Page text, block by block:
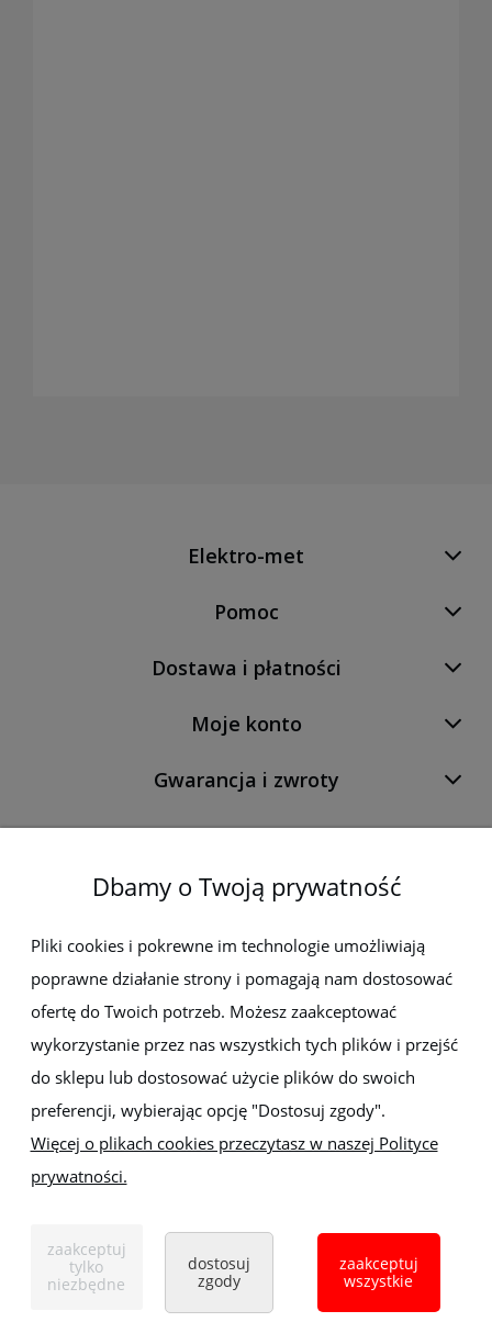
Elektro-met
Pomoc
Dostawa i płatności
Moje konto
Gwarancja i zwroty
O firmie
Newsletter
Zapisz się do newslettera, aby być na bieżąco z nowościami i
promocjami
Handlowa 1, 35-103 Rzeszów
Tel:
+48 17 853 90 49 +48 668 191 214
Dbamy o Twoją prywatność
Pliki cookies i pokrewne im technologie umożliwiają
poprawne działanie strony i pomagają nam dostosować
ofertę do Twoich potrzeb. Możesz zaakceptować
wykorzystanie przez nas wszystkich tych plików i przejść
do sklepu lub dostosować użycie plików do swoich
preferencji, wybierając opcję "Dostosuj zgody".
Więcej o plikach cookies przeczytasz w naszej Polityce
prywatności.
zaakceptuj
tylko
niezbędne
dostosuj
zgody
zaakceptuj
wszystkie